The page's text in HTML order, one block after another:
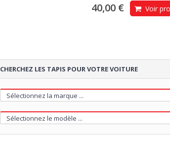
40,00 € Voir
CHERCHEZ LES TAPIS POUR VOTRE VOITURE